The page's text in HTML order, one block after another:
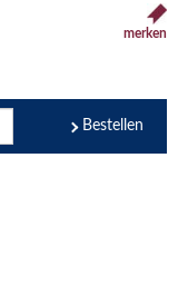
merken
Bestellen